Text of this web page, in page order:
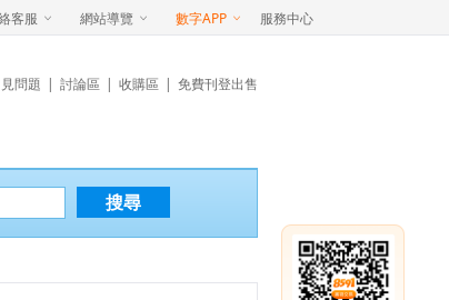
客服 網站導覽 數字APP 服務中心
問題 | 討論區 | 收購區 | 免費刊登出售
搜尋